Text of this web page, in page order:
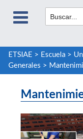
ETSIAE > Escuela>
Generales >